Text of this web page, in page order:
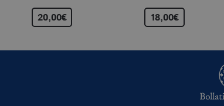
20,00€ 18,00€